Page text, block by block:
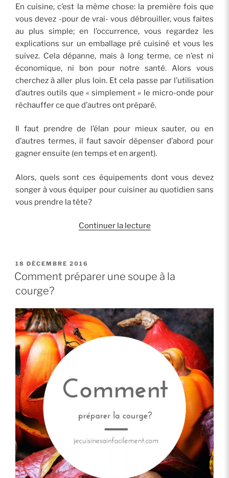
En cuisine, c’est la même chose: la première fois que
vous devez -pour de vrai- vous débrouiller, vous faites
au plus simple; en l’occurrence, vous regardez les
explications sur un emballage pré cuisiné et vous les
suivez. Cela dépanne, mais à long terme, ce n’est ni
économique, ni bon pour notre santé. Alors vous
cherchez à aller plus loin. Et cela passe par l’utilisation
d’autres outils que « simplement » le micro-onde pour
réchauffer ce que d’autres ont préparé.
Il faut prendre de l’élan pour mieux sauter, ou en
d’autres termes, il faut savoir dépenser d’abord pour
gagner ensuite (en temps et en argent).
Alors, quels sont ces équipements dont vous devez
songer à vous équiper pour cuisiner au quotidien sans
vous prendre la tête?
Continuer la lecturede
PUBLIÉ
LE
18 DÉCEMBRE 2016
Comment préparer une soupe à la
courge?